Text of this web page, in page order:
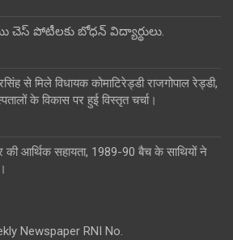
పోటీలకు బోధన్ విద్యార్థులు.
से मिले विधायक कोमाटिरेड्डी राजगोपाल रेड्डी,
के विकास पर हुई विस्तृत चर्चा।
की आर्थिक सहायता, 1989-90 बैच के साथियों ने
Newspaper RNI No.